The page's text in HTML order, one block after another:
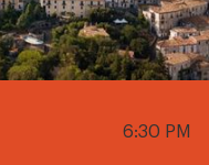
6:30 PM